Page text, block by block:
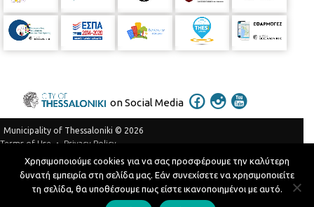
on Social Media
Municipality of Thessaloniki © 2026
Terms of Use
Privacy Policy
Telephone Catalog
Developed byMyCompany Projects
Χρησιμοποιούμε cookies για να σας προσφέρουμε την καλύτερη
δυνατή εμπειρία στη σελίδα μας. Εάν συνεχίσετε να χρησιμοποιείτε
τη σελίδα, θα υποθέσουμε πως είστε ικανοποιημένοι με αυτό.